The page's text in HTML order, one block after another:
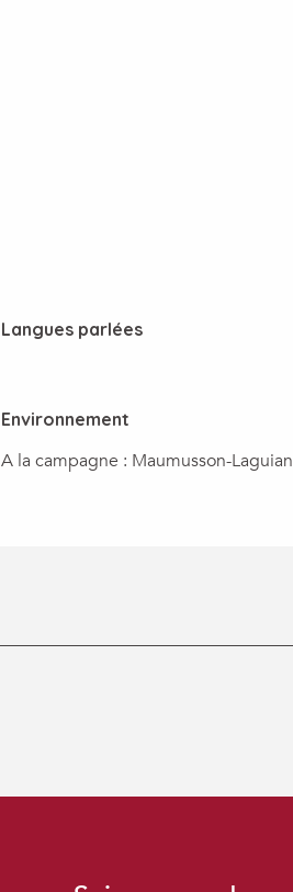
Langues parlées
Langues parlées
Environnement
Environnement
A la campagne : Maumusson-Laguian